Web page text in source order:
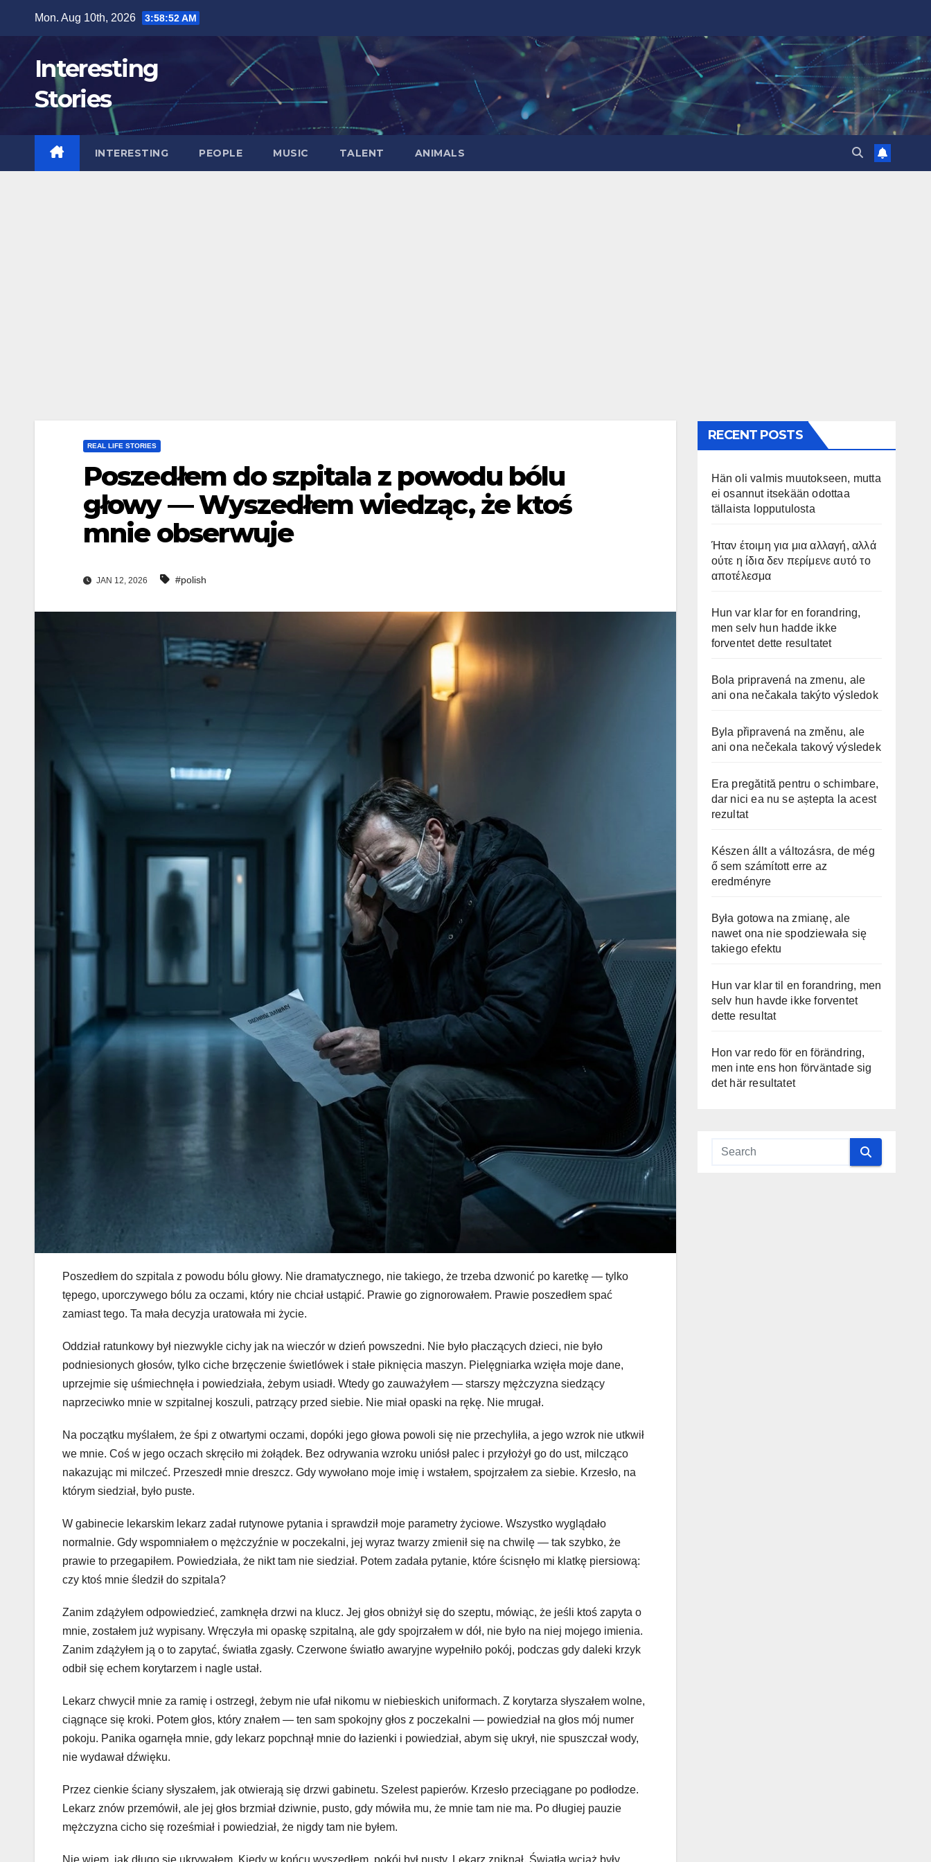
content
Mon. Aug 10th, 2026 3:58:54 AM
Interesting
Stories
INTERESTING PEOPLE MUSIC TALENT ANIMALS
REAL LIFE STORIES
Poszedłem do szpitala z powodu bólu
głowy — Wyszedłem wiedząc, że ktoś
mnie obserwuje
JAN 12, 2026 #polish
Poszedłem do szpitala z powodu bólu głowy. Nie dramatycznego, nie takiego, że trzeba dzwonić po karetkę — tylko
tępego, uporczywego bólu za oczami, który nie chciał ustąpić. Prawie go zignorowałem. Prawie poszedłem spać
zamiast tego. Ta mała decyzja uratowała mi życie.
Oddział ratunkowy był niezwykle cichy jak na wieczór w dzień powszedni. Nie było płaczących dzieci, nie było
podniesionych głosów, tylko ciche brzęczenie świetlówek i stałe piknięcia maszyn. Pielęgniarka wzięła moje dane,
uprzejmie się uśmiechnęła i powiedziała, żebym usiadł. Wtedy go zauważyłem — starszy mężczyzna siedzący
naprzeciwko mnie w szpitalnej koszuli, patrzący przed siebie. Nie miał opaski na rękę. Nie mrugał.
Na początku myślałem, że śpi z otwartymi oczami, dopóki jego głowa powoli się nie przechyliła, a jego wzrok nie utkwił
we mnie. Coś w jego oczach skręciło mi żołądek. Bez odrywania wzroku uniósł palec i przyłożył go do ust, milcząco
nakazując mi milczeć. Przeszedł mnie dreszcz. Gdy wywołano moje imię i wstałem, spojrzałem za siebie. Krzesło, na
którym siedział, było puste.
W gabinecie lekarskim lekarz zadał rutynowe pytania i sprawdził moje parametry życiowe. Wszystko wyglądało
normalnie. Gdy wspomniałem o mężczyźnie w poczekalni, jej wyraz twarzy zmienił się na chwilę — tak szybko, że
prawie to przegapiłem. Powiedziała, że nikt tam nie siedział. Potem zadała pytanie, które ścisnęło mi klatkę piersiową:
czy ktoś mnie śledził do szpitala?
Zanim zdążyłem odpowiedzieć, zamknęła drzwi na klucz. Jej głos obniżył się do szeptu, mówiąc, że jeśli ktoś zapyta o
mnie, zostałem już wypisany. Wręczyła mi opaskę szpitalną, ale gdy spojrzałem w dół, nie było na niej mojego imienia.
Zanim zdążyłem ją o to zapytać, światła zgasły. Czerwone światło awaryjne wypełniło pokój, podczas gdy daleki krzyk
odbił się echem korytarzem i nagle ustał.
Lekarz chwycił mnie za ramię i ostrzegł, żebym nie ufał nikomu w niebieskich uniformach. Z korytarza słyszałem wolne,
ciągnące się kroki. Potem głos, który znałem — ten sam spokojny głos z poczekalni — powiedział na głos mój numer
pokoju. Panika ogarnęła mnie, gdy lekarz popchnął mnie do łazienki i powiedział, abym się ukrył, nie spuszczał wody,
nie wydawał dźwięku.
Przez cienkie ściany słyszałem, jak otwierają się drzwi gabinetu. Szelest papierów. Krzesło przeciągane po podłodze.
Lekarz znów przemówił, ale jej głos brzmiał dziwnie, pusto, gdy mówiła mu, że mnie tam nie ma. Po długiej pauzie
mężczyzna cicho się roześmiał i powiedział, że nigdy tam nie byłem.
Nie wiem, jak długo się ukrywałem. Kiedy w końcu wyszedłem, pokój był pusty. Lekarz zniknął. Światła wciąż były
RECENT POSTS
Hän oli valmis muutokseen, mutta
ei osannut itsekään odottaa
tällaista lopputulosta
Ήταν έτοιμη για μια αλλαγή, αλλά
ούτε η ίδια δεν περίμενε αυτό το
αποτέλεσμα
Hun var klar for en forandring,
men selv hun hadde ikke
forventet dette resultatet
Bola pripravená na zmenu, ale
ani ona nečakala takýto výsledok
Byla připravená na změnu, ale
ani ona nečekala takový výsledek
Era pregătită pentru o schimbare,
dar nici ea nu se aștepta la acest
rezultat
Készen állt a változásra, de még
ő sem számított erre az
eredményre
Była gotowa na zmianę, ale
nawet ona nie spodziewała się
takiego efektu
Hun var klar til en forandring, men
selv hun havde ikke forventet
dette resultat
Hon var redo för en förändring,
men inte ens hon förväntade sig
det här resultatet